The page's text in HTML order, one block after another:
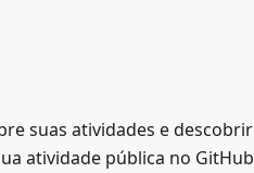
suas atividades e descobrir
atividade pública no GitHub